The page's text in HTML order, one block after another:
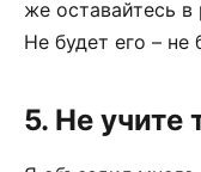
же оставайтесь в
Не будет его – не
5. Не учите